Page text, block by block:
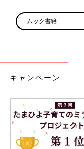
ムック書籍
キャンペーン